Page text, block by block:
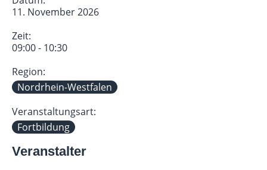
11. November 2026
Zeit:
09:00 - 10:30
Region:
Nordrhein-Westfalen
Veranstaltungsart:
Fortbildung
Veranstalter